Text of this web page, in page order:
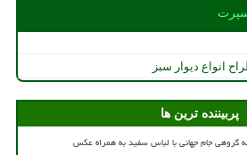
انواع دیوار سبز
پربیننده ترین ها
گروهی جام جهانی با لباس سفید به همراه عکس